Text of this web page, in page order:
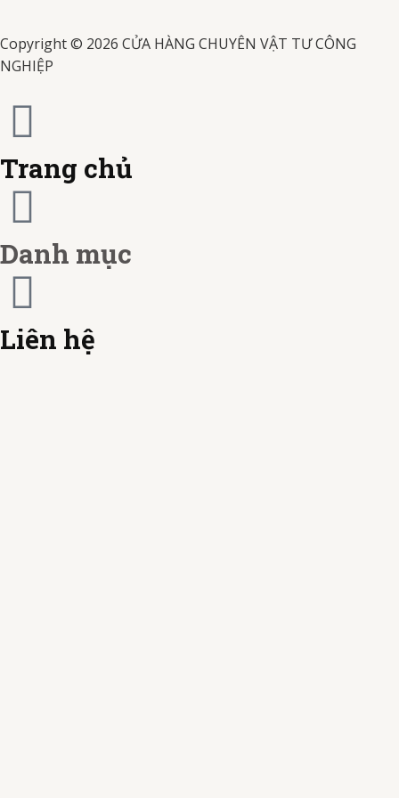
k a
m
a t
c
r
-
Copyright © 2026 CỬA HÀNG CHUYÊN VẬT TƯ CÔNG
NGHIỆP
Trang chủ
Danh mục
Liên hệ